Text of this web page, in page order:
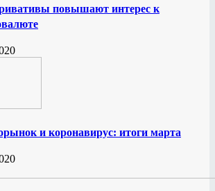
повышают интерес к
и коронавирус: итоги марта